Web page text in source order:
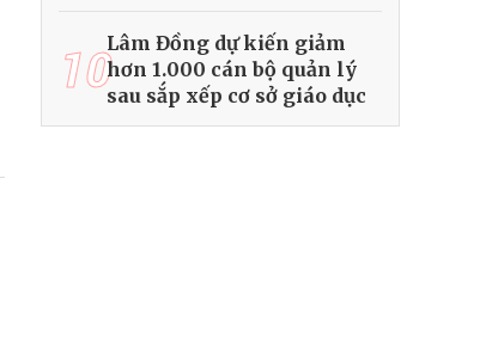
10Lâm Đồng dự kiến giảm
hơn 1.000 cán bộ quản lý
sau sắp xếp cơ sở giáo dục